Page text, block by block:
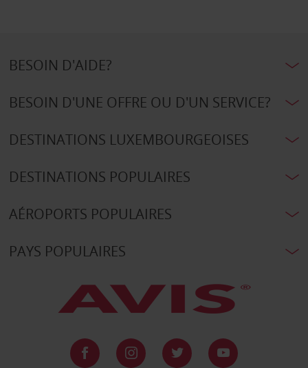
BESOIN D'AIDE?
BESOIN D'UNE OFFRE OU D'UN SERVICE?
DESTINATIONS LUXEMBOURGEOISES
DESTINATIONS POPULAIRES
AÉROPORTS POPULAIRES
PAYS POPULAIRES